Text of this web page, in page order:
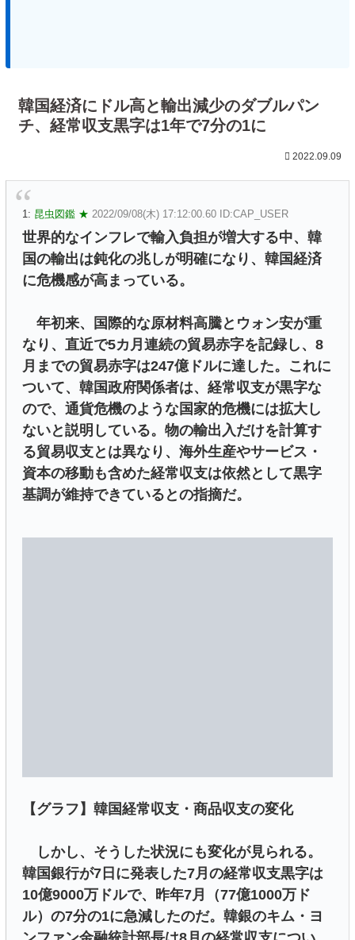
韓国経済にドル高と輸出減少のダブルパン
チ、経常収支黒字は1年で7分の1に
2022.09.09
1: 昆虫図鑑 ★ 2022/09/08(木) 17:12:00.60 ID:CAP_USER
世界的なインフレで輸入負担が増大する中、韓
国の輸出は鈍化の兆しが明確になり、韓国経済
に危機感が高まっている。
年初来、国際的な原材料高騰とウォン安が重
なり、直近で5カ月連続の貿易赤字を記録し、8
月までの貿易赤字は247億ドルに達した。これに
ついて、韓国政府関係者は、経常収支が黒字な
ので、通貨危機のような国家的危機には拡大し
ないと説明している。物の輸出入だけを計算す
る貿易収支とは異なり、海外生産やサービス・
資本の移動も含めた経常収支は依然として黒字
基調が維持できているとの指摘だ。
【グラフ】韓国経常収支・商品収支の変化
しかし、そうした状況にも変化が見られる。
韓国銀行が7日に発表した7月の経常収支黒字は
10億9000万ドルで、昨年7月（77億1000万ド
ル）の7分の1に急減したのだ。韓銀のキム・ヨ